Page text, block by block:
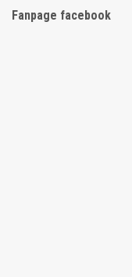
Fanpage facebook